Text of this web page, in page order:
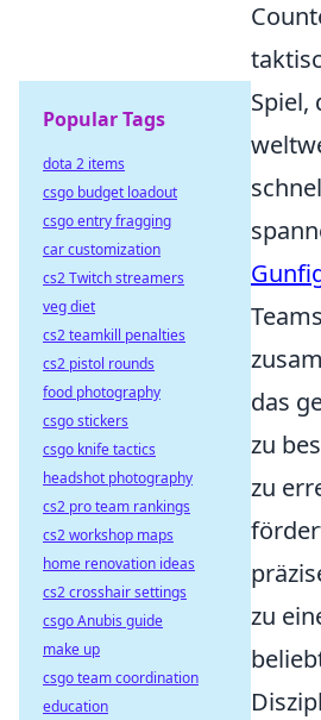
Spiel,
das
zu
zu
zu
Popular Tags
dota 2 items
csgo budget loadout
csgo entry fragging
car customization
cs2 Twitch streamers
veg diet
cs2 teamkill penalties
cs2 pistol rounds
food photography
csgo stickers
csgo knife tactics
headshot photography
cs2 pro team rankings
cs2 workshop maps
home renovation ideas
cs2 crosshair settings
csgo Anubis guide
make up
csgo team coordination
education